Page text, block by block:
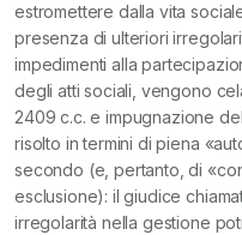
estromettere dalla vita
presenza di ulteriori
impedimenti alla
degli atti sociali, vengono
2409 c.c. e impugnazione
risolto in termini di piena
secondo (e, pertanto, di
esclusione): il giudice
irregolarità nella gestione